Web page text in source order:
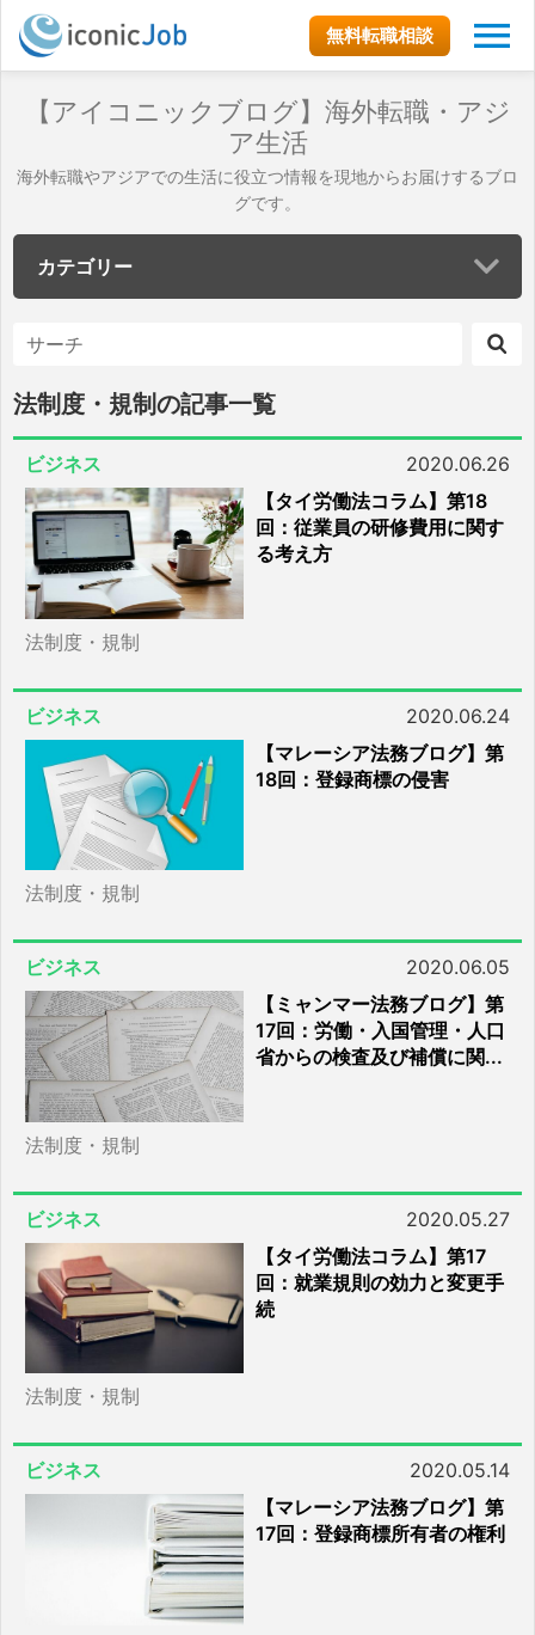
無料転職相談
【アイコニックブログ】海外転職・アジ
ア生活
海外転職やアジアでの生活に役立つ情報を現地からお届けするブロ
グです。
カテゴリー
法制度・規制の記事一覧
ビジネス
2020.06.26
【タイ労働法コラム】第18
回：従業員の研修費用に関す
る考え方
法制度・規制
ビジネス
2020.06.24
【マレーシア法務ブログ】第
18回：登録商標の侵害
法制度・規制
ビジネス
2020.06.05
【ミャンマー法務ブログ】第
17回：労働・入国管理・人口
省からの検査及び補償に関...
法制度・規制
ビジネス
2020.05.27
【タイ労働法コラム】第17
回：就業規則の効力と変更手
続
法制度・規制
ビジネス
2020.05.14
【マレーシア法務ブログ】第
17回：登録商標所有者の権利